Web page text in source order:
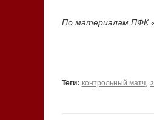
По материалам ПФК
Теги: контрольный матч,